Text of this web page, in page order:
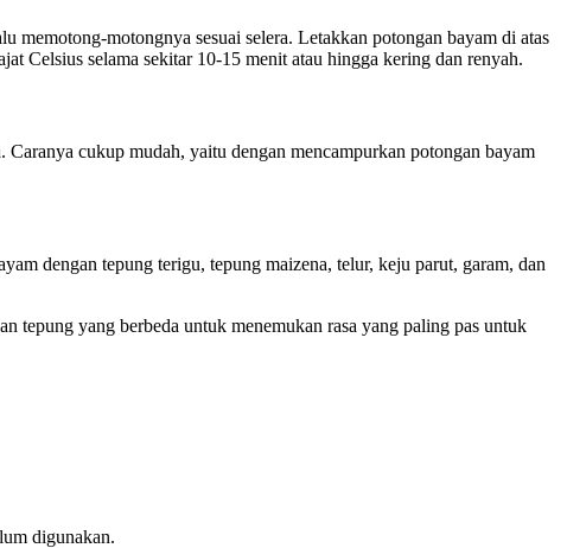
memotong-motongnya sesuai selera. Letakkan potongan bayam di atas
Celsius selama sekitar 10-15 menit atau hingga kering dan renyah.
cukup mudah, yaitu dengan mencampurkan potongan bayam
dengan tepung terigu, tepung maizena, telur, keju parut, garam, dan
tepung yang berbeda untuk menemukan rasa yang paling pas untuk
digunakan.